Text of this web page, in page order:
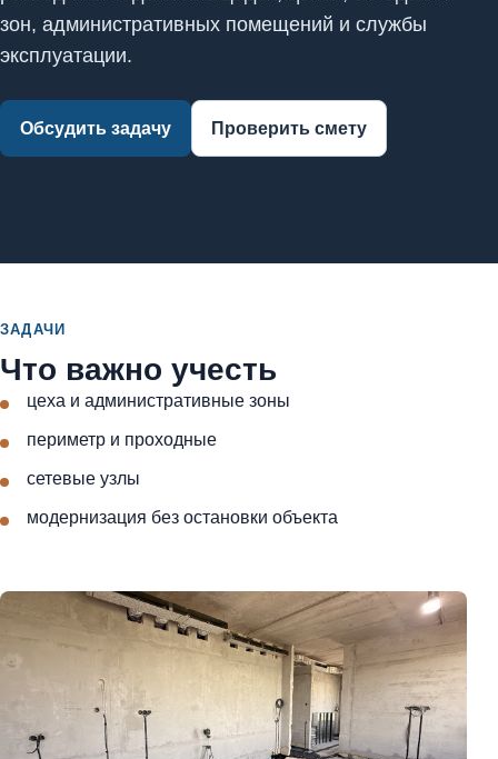
зон, административных помещений и службы
эксплуатации.
Обсудить задачу Проверить смету
ЗАДАЧИ
Что важно учесть
цеха и административные зоны
периметр и проходные
сетевые узлы
модернизация без остановки объекта